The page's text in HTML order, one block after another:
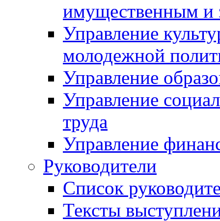
имущественным и
Управление
молодежной
Управление
Управление
труда
Управление
Руководители
Список
Тексты